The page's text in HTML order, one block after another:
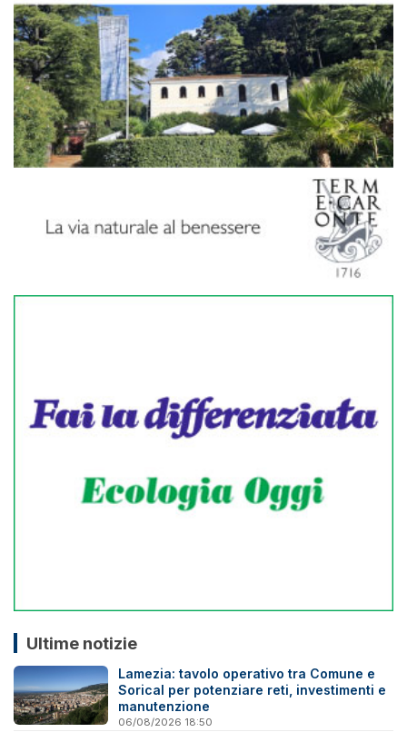
Ultime notizie
Lamezia: tavolo operativo tra Comune e
Sorical per potenziare reti, investimenti e
manutenzione
06/08/2026 18:50